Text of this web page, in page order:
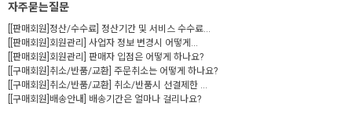
자주묻는질문
[[판매회원]정산/수수료] 정산기간 및 서비스 수수료...
[[판매회원]회원관리] 사업자 정보 변경시 어떻게...
[[판매회원]회원관리] 판매자 입점은 어떻게 하나요?
[[구매회원]취소/반품/교환] 주문취소는 어떻게 하나요?
[[구매회원]취소/반품/교환] 취소/반품시 선결제한 ...
[[구매회원]배송안내] 배송기간은 얼마나 걸리나요?